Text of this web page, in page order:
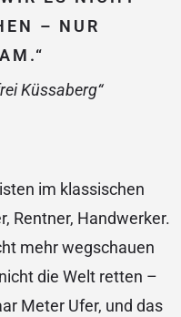
– NUR
Küssaberg“
im klassischen
Rentner, Handwerker.
mehr wegschauen
die Welt retten –
Meter Ufer, und das